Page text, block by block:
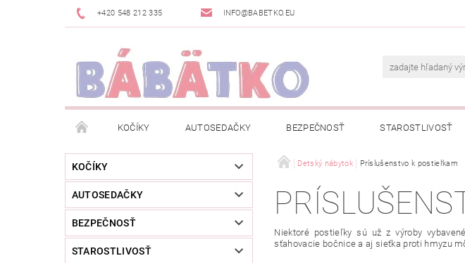
+420 548 212 335 INFO@BABETKO.EU
KOČÍKY AUTOSEDAČKY BEZPEČNOSŤ STAROSTLIVOSŤ
DOGSPACE POSLEDNÁ ŠANCA OBCHODNÉ PODMIENKY
NOVINKY MOJA OBJEDNÁVKA
KOČÍKY
AUTOSEDAČKY
BEZPEČNOSŤ
STAROSTLIVOSŤ
Detský nábytok Príslušenstvo k postieľkam
Niektoré postieľky sú už z výroby
sťahovacie bočnice a aj sieťka proti hmyzu